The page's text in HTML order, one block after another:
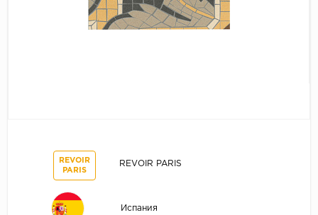
REVOIR
PARIS
REVOIR PARIS
Испания